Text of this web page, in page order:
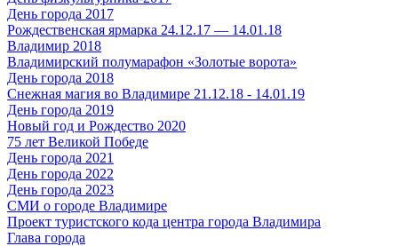
День города 2017
Рождественская ярмарка 24.12.17 — 14.01.18
Владимир 2018
Владимирский полумарафон «Золотые ворота»
День города 2018
Снежная магия во Владимире 21.12.18 - 14.01.19
День города 2019
Новый год и Рождество 2020
75 лет Великой Победе
День города 2021
День города 2022
День города 2023
СМИ о городе Владимире
Проект туристского кода центра города Владимира
Глава города